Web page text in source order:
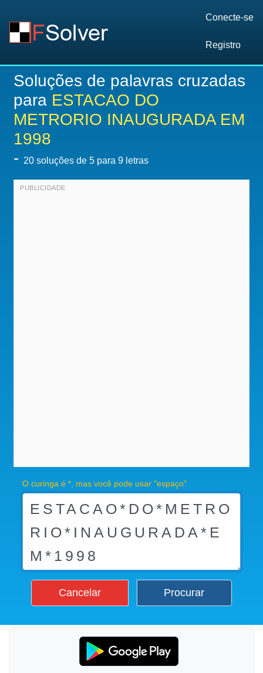
Conecte-se
Registro
Soluções de palavras cruzadas
para ESTACAO DO
METRORIO INAUGURADA EM
1998
- 20 soluções de 5 para 9 letras
O curinga é *, mas você pode usar "espaço"
Cancelar Procurar